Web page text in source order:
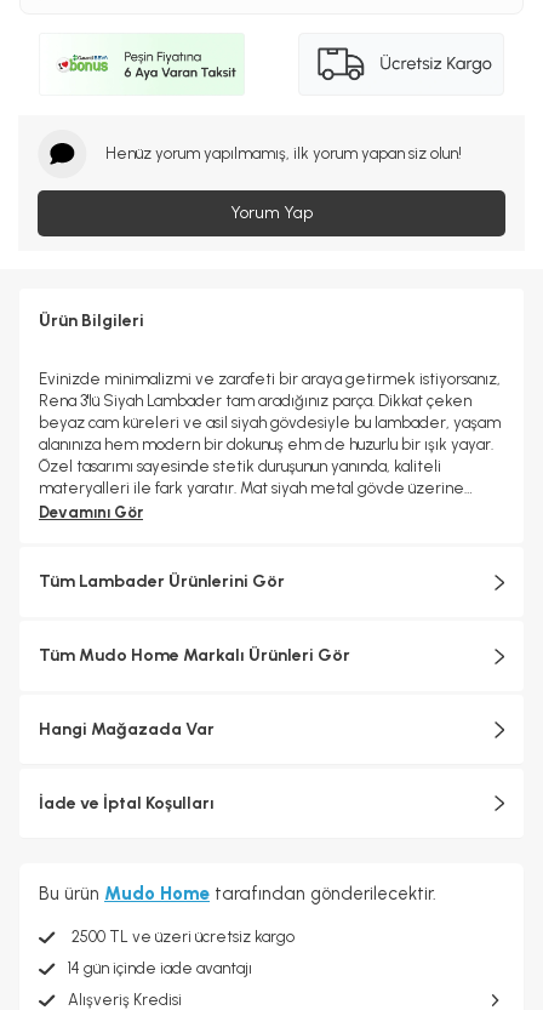
%5
Henüz yorum yapılmamış, ilk yorum yapan siz olun!
Yorum Yap
Ürün Bilgileri
Evinizde minimalizmi ve zarafeti bir araya getirmek istiyorsanız,
Rena 3'lü Siyah Lambader tam aradığınız parça. Dikkat çeken
beyaz cam küreleri ve asil siyah gövdesiyle bu lambader, yaşam
alanınıza hem modern bir dokunuş ehm de huzurlu bir ışık yayar.
Özel tasarımı sayesinde stetik duruşunun yanında, kaliteli
materyalleri ile fark yaratır. Mat siyah metal gövde üzerine
yerleştirilmiş 3 adet beyaz cam, dekorasyonunuzda asil bir
Cam, %50 Metal
Devamını Gör
Tüm Lambader Ürünlerini Gör
Tüm Mudo Home Markalı Ürünleri Gör
Hangi Mağazada Var
İade ve İptal Koşulları
Bu ürün Mudo Home tarafından gönderilecektir.
2500 TL ve üzeri ücretsiz kargo
14 gün içinde iade avantajı
Alışveriş Kredisi